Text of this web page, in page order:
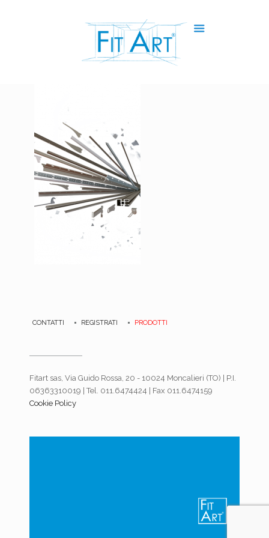
CONTATTI REGISTRATI PRODOTTI
Fitart sas, Via Guido Rossa, 20 - 10024 Moncalieri (TO) | P.I.
06363310019 | Tel. 011.6474424 | Fax 011.6474159
Cookie Policy